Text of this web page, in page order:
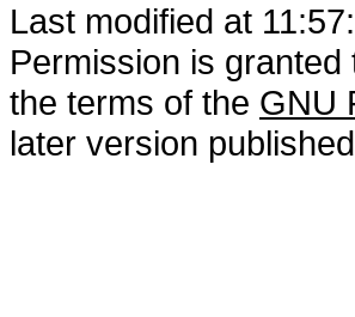
Last modified at
Permission is
the terms of the GNU
later version